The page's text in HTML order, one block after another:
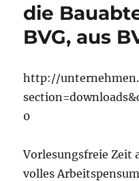
die
BVG, aus
http://
0
Vorlesungsfreie Zeit
volles